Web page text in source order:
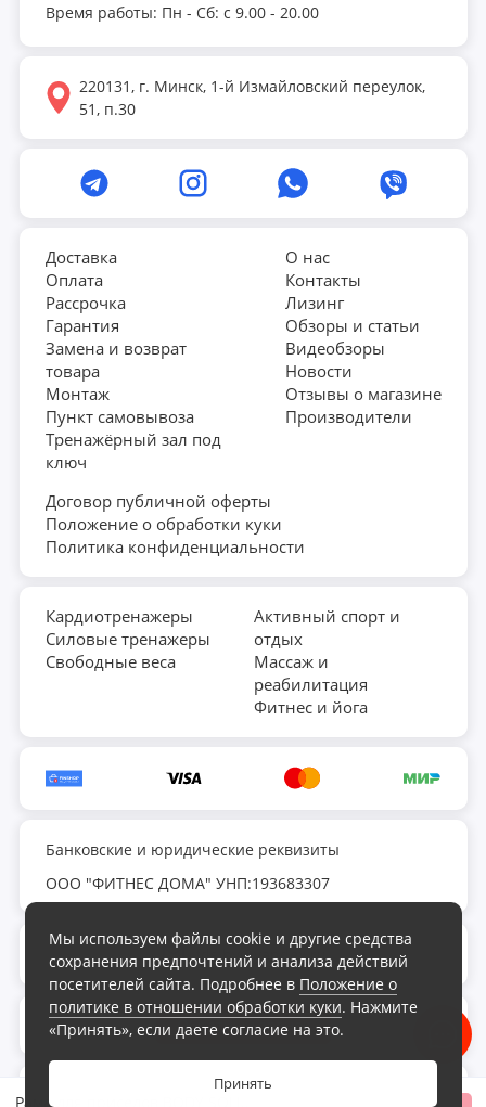
Мы используем файлы cookie и другие средства
сохранения предпочтений и анализа действий
посетителей сайта. Подробнее в Положение о
политике в отношении обработки куки. Нажмите
«Принять», если даете согласие на это.
Принять
Время работы: Пн - Сб: с 9.00 - 20.00
220131, г. Минск, 1-й Измайловский переулок,
51, п.30
Доставка
Оплата
Рассрочка
Гарантия
Замена и возврат
товара
Монтаж
Пункт самовывоза
Тренажёрный зал под
ключ
О нас
Контакты
Лизинг
Обзоры и статьи
Видеобзоры
Новости
Отзывы о магазине
Производители
Договор публичной оферты
Положение о обработки куки
Политика конфиденциальности
Кардиотренажеры
Силовые тренажеры
Свободные веса
Активный спорт и
отдых
Массаж и
реабилитация
Фитнес и йога
Банковские и юридические реквизиты
ООО "ФИТНЕС ДОМА" УНП:193683307
fds.by@yandex.ru
Обратный звонок
Интернет-магазин «Фитнес Дома», 2026